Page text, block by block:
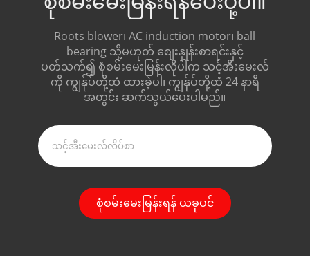
Roots blower၊ AC induction motor၊ ball
bearing သို့မဟုတ် စျေးနှုန်းစာရင်းနှင့်
ပတ်သက်၍ စုံစမ်းမေးမြန်းလိုပါက သင့်အီးမေးလ်
ကို ကျွန်ုပ်တို့ထံ ထားခဲ့ပါ၊ ကျွန်ုပ်တို့ထံ 24 နာရီ
အတွင်း ဆက်သွယ်ပေးပါမည်။
စုံစမ်းမေးမြန်းရန် ယခုပင်